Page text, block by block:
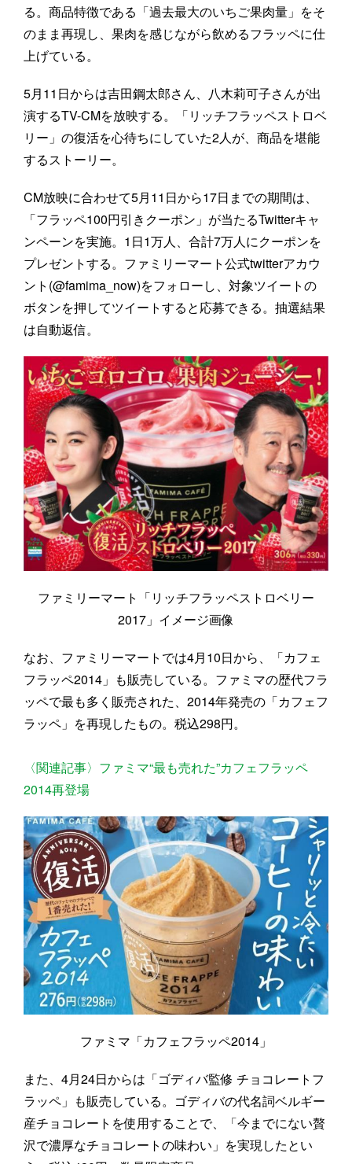
る。商品特徴である「過去最大のいちご果肉量」をそ
のまま再現し、果肉を感じながら飲めるフラッペに仕
上げている。
5月11日からは吉田鋼太郎さん、八木莉可子さんが出
演するTV-CMを放映する。「リッチフラッペストロベ
リー」の復活を心待ちにしていた2人が、商品を堪能
するストーリー。
CM放映に合わせて5月11日から17日までの期間は、
「フラッペ100円引きクーポン」が当たるTwitterキャ
ンペーンを実施。1日1万人、合計7万人にクーポンを
プレゼントする。ファミリーマート公式twitterアカウ
ント(@famima_now)をフォローし、対象ツイートの
ボタンを押してツイートすると応募できる。抽選結果
は自動返信。
ファミリーマート「リッチフラッペストロベリー
2017」イメージ画像
なお、ファミリーマートでは4月10日から、「カフェ
フラッペ2014」も販売している。ファミマの歴代フラ
ッペで最も多く販売された、2014年発売の「カフェフ
ラッペ」を再現したもの。税込298円。
〈関連記事〉ファミマ“最も売れた”カフェフラッペ
2014再登場
ファミマ「カフェフラッペ2014」
また、4月24日からは「ゴディバ監修 チョコレートフ
ラッペ」も販売している。ゴディバの代名詞ベルギー
産チョコレートを使用することで、「今までにない贅
沢で濃厚なチョコレートの味わい」を実現したとい